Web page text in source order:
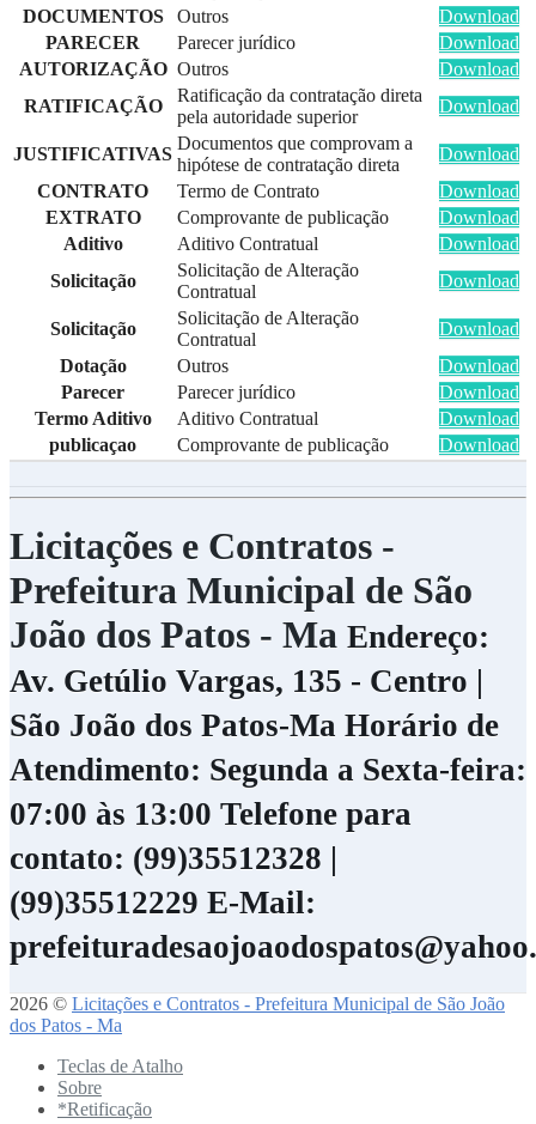
DOCUMENTOS
Outros
Download
PARECER
Parecer jurídico
Download
AUTORIZAÇÃO Outros
Download
RATIFICAÇÃO
Ratificação da contratação direta
pela autoridade superior
Download
JUSTIFICATIVAS
Documentos que comprovam a
hipótese de contratação direta
Download
CONTRATO
Termo de Contrato
Download
EXTRATO
Comprovante de publicação
Download
Aditivo
Aditivo Contratual
Download
Solicitação
Solicitação de Alteração
Contratual
Download
Solicitação
Solicitação de Alteração
Contratual
Download
Dotação
Outros
Download
Parecer
Parecer jurídico
Download
Termo Aditivo
Aditivo Contratual
Download
publicaçao
Comprovante de publicação Download
Licitações e Contratos -
Prefeitura Municipal de São
João dos Patos - Ma Endereço:
Av. Getúlio Vargas, 135 - Centro |
São João dos Patos-Ma Horário de
Atendimento: Segunda a Sexta-feira:
07:00 às 13:00 Telefone para
contato: (99)35512328 |
(99)35512229 E-Mail:
2026 © Licitações e Contratos - Prefeitura Municipal de São João
dos Patos - Ma
Teclas de Atalho
Sobre
*Retificação